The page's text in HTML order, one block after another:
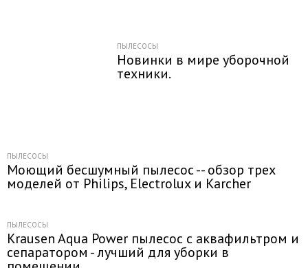
ПЫЛЕСОСЫ
Новинки в мире уборочной
техники.
ПЫЛЕСОСЫ
Моющий бесшумный пылесос -- обзор трех
моделей от Philips, Electrolux и Karcher
ПЫЛЕСОСЫ
Krausen Aqua Power пылесос с аквафильтром и
сепаратором - лучший для уборки в